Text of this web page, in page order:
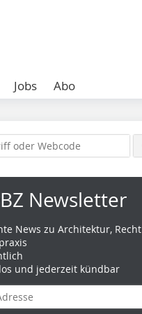
Jobs Abo
Newsletter
News zu Architektur, Recht
und jederzeit kündbar